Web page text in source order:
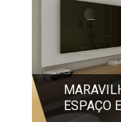
ESPAÇO